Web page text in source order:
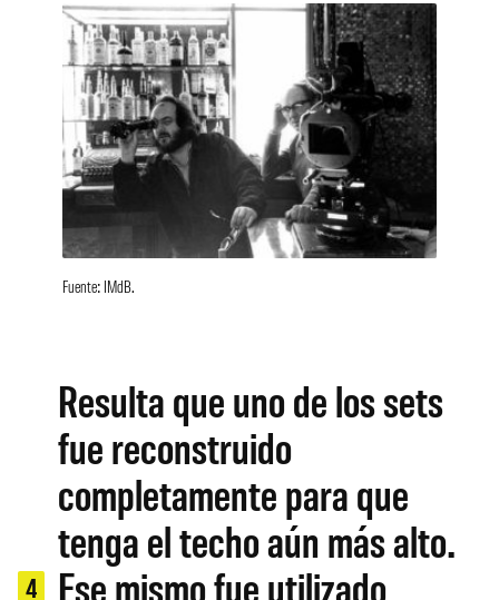
Fuente: IMdB.
4
Resulta que uno de los sets
fue reconstruido
completamente para que
tenga el techo aún más alto.
Ese mismo fue utilizado